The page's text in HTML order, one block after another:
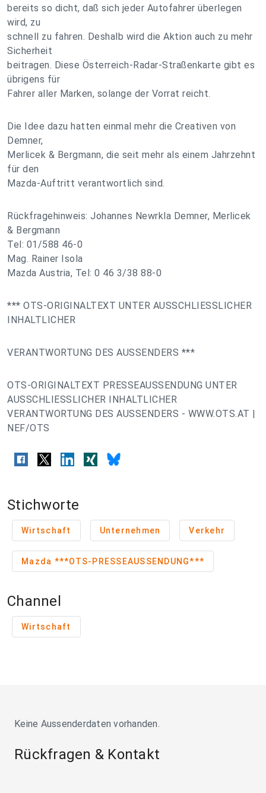
bereits so dicht, daß sich jeder Autofahrer überlegen
wird, zu
schnell zu fahren. Deshalb wird die Aktion auch zu mehr
Sicherheit
beitragen. Diese Österreich-Radar-Straßenkarte gibt es
übrigens für
Fahrer aller Marken, solange der Vorrat reicht.
Die Idee dazu hatten einmal mehr die Creativen von
Demner,
Merlicek & Bergmann, die seit mehr als einem Jahrzehnt
für den
Mazda-Auftritt verantwortlich sind.
Rückfragehinweis: Johannes Newrkla Demner, Merlicek
& Bergmann
Tel: 01/588 46-0
Mag. Rainer Isola
Mazda Austria, Tel: 0 46 3/38 88-0
*** OTS-ORIGINALTEXT UNTER AUSSCHLIESSLICHER
INHALTLICHER
VERANTWORTUNG DES AUSSENDERS ***
OTS-ORIGINALTEXT PRESSEAUSSENDUNG UNTER
AUSSCHLIESSLICHER INHALTLICHER
VERANTWORTUNG DES AUSSENDERS - WWW.OTS.AT |
NEF/OTS
Stichworte
Wirtschaft Unternehmen Verkehr
Mazda ***OTS-PRESSEAUSSENDUNG***
Channel
Wirtschaft
Keine Aussenderdaten vorhanden.
Rückfragen & Kontakt